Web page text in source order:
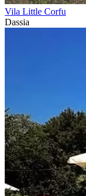
Vila Little Corfu
Dassia